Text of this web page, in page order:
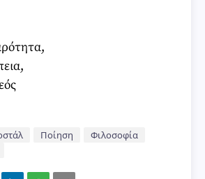
Ποίηση
Φιλοσοφία